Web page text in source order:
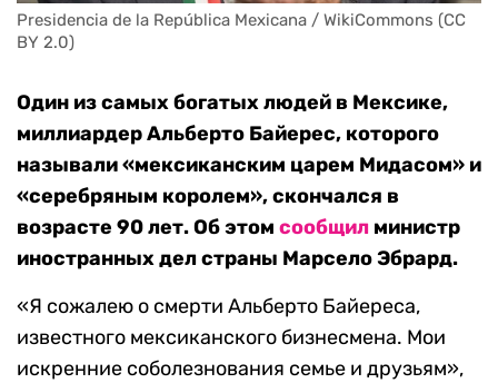
Presidencia de la República Mexicana / WikiCommons (CC
BY 2.0)
Один из самых богатых людей в Мексике,
миллиардер Альберто Байерес, которого
называли «мексиканским царем Мидасом» и
«серебряным королем», скончался в
возрасте 90 лет. Об этом сообщил министр
иностранных дел страны Марсело Эбрард.
«Я сожалею о смерти Альберто Байереса,
известного мексиканского бизнесмена. Мои
искренние соболезнования семье и друзьям»,